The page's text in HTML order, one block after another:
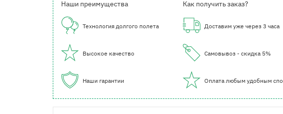
Наши преимущества
Технология долгого полета
Высокое качество
Наши гарантии
Как получить заказ?
Доставим уже через 3 часа
Самовывоз - скидка 5%
Оплата любым удобным